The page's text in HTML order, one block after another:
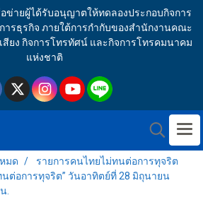
ข่ายผู้ได้รับอนุญาตให้ทดลองประกอบกิจการ
ารธุรกิจ ภายใต้การกำกับของสำนักงานคณะ
สียง กิจการโทรทัศน์ และกิจการโทรคมนาคม
แห่งชาติ
มด
รายการคนไทยไม่ทนต่อการทุจริต
นต่อการทุจริต” วันอาทิตย์ที่ 28 มิถุนายน
.